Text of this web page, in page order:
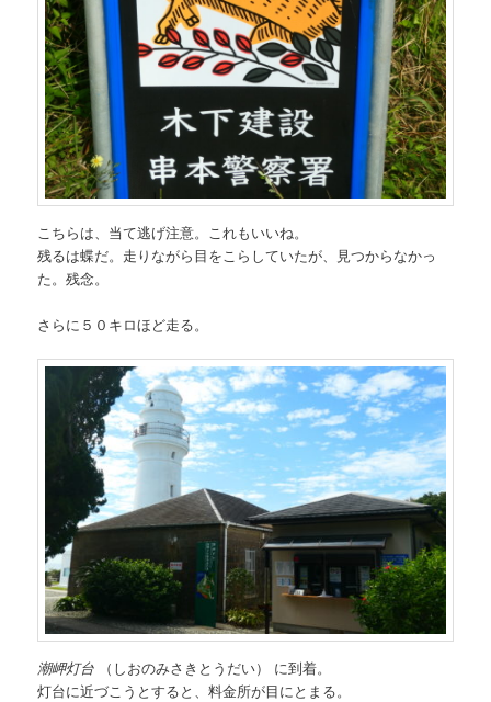
こちらは、当て逃げ注意。これもいいね。
残るは蝶だ。走りながら目をこらしていたが、見つからなかっ
た。残念。
さらに５０キロほど走る。
潮岬灯台 （しおのみさきとうだい） に到着。
灯台に近づこうとすると、料金所が目にとまる。